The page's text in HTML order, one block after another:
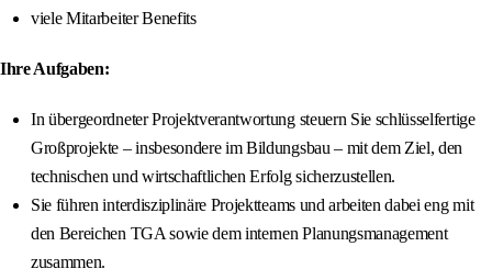
viele Mitarbeiter Benefits
Ihre Aufgaben:
In übergeordneter Projektverantwortung steuern Sie schlüsselfertige
Großprojekte – insbesondere im Bildungsbau – mit dem Ziel, den
technischen und wirtschaftlichen Erfolg sicherzustellen.
Sie führen interdisziplinäre Projektteams und arbeiten dabei eng mit
den Bereichen TGA sowie dem internen Planungsmanagement
zusammen.